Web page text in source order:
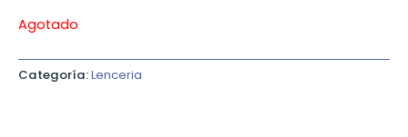
Agotado
Categoría:Lenceria